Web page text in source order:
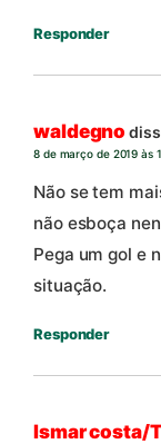
Responder
waldegno
8 de março de 2019 às
Não se tem
não esboça
Pega um gol e
situação.
Responder
Ismar costa/